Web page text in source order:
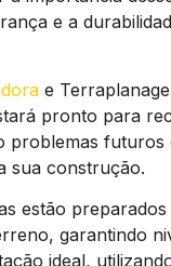
e a
e
pronto para
problemas futuros
sua construção.
estão
garantindo
ideal,